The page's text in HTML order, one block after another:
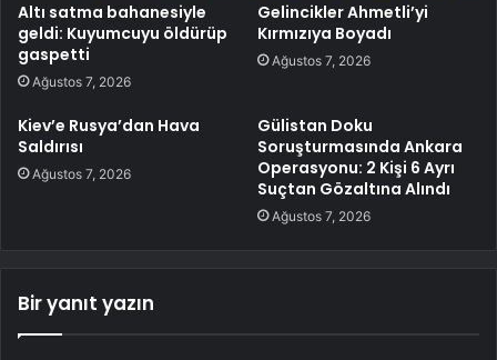
Altı satma bahanesiyle
geldi: Kuyumcuyu öldürüp
gaspetti
Ağustos 7, 2026
Gelincikler Ahmetli’yi
Kırmızıya Boyadı
Ağustos 7, 2026
Kiev’e Rusya’dan Hava
Saldırısı
Ağustos 7, 2026
Gülistan Doku
Soruşturmasında Ankara
Operasyonu: 2 Kişi 6 Ayrı
Suçtan Gözaltına Alındı
Ağustos 7, 2026
Bir yanıt yazın